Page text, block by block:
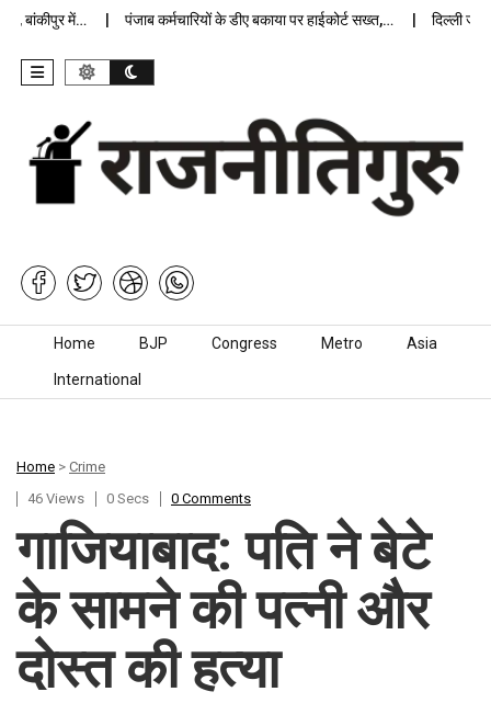
में… पंजाब कर्मचारियों के डीए बकाया पर हाईकोर्ट सख्त,… दिल्ली जेलों
Skip to content
Home BJP Congress Metro Asia
International
Home > Crime
46 Views
0 Secs 0 Comments
गाजियाबाद: पति ने बेटे
के सामने की पत्नी और
दोस्त की हत्या